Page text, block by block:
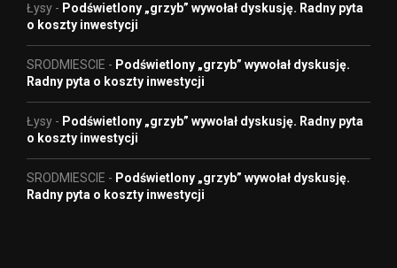
Łysy - Podświetlony „grzyb” wywołał dyskusję. Radny pyta
o koszty inwestycji
SRODMIESCIE - Podświetlony „grzyb” wywołał dyskusję.
Radny pyta o koszty inwestycji
Łysy - Podświetlony „grzyb” wywołał dyskusję. Radny pyta
o koszty inwestycji
SRODMIESCIE - Podświetlony „grzyb” wywołał dyskusję.
Radny pyta o koszty inwestycji